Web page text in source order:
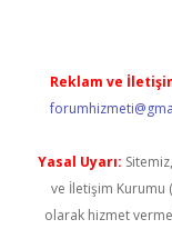
Reklam ve
Yasal Uyarı:
ve İletişim Kurumu
olarak hizmet